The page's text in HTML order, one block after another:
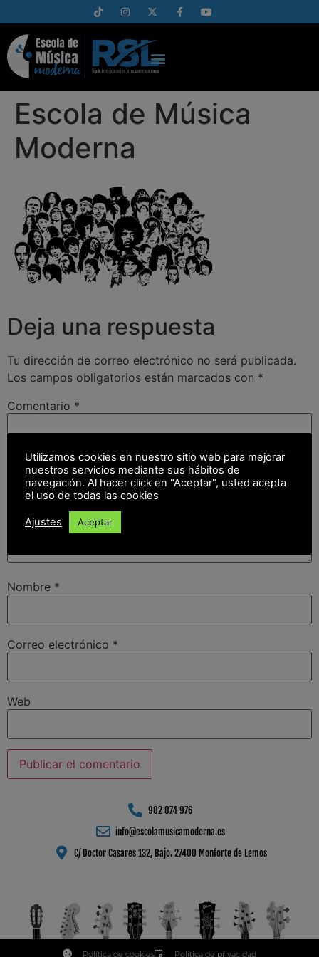
Escola de Música
Moderna
Deja una respuesta
Tu dirección de correo electrónico no será publicada.
Los campos obligatorios están marcados con *
Comentario *
Nombre *
Correo electrónico *
Web
982 874 976
info@escolamusicamoderna.es
C/ Doctor Casares 132, Bajo. 27400 Monforte de Lemos
Política de cookies Política de privacidad
Utilizamos cookies en nuestro sitio web para mejorar
nuestros servicios mediante sus hábitos de
navegación. Al hacer click en "Aceptar", usted acepta
el uso de todas las cookies
Ajustes Aceptar